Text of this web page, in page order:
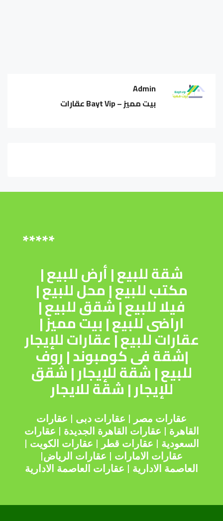
Admin
بيت مميز – Bayt Vip عقارات
*****
شقة للبيع|أرض للبيع|
مكتب للبيع|محل للبيع|
فيلا للبيع|شقق للبيع|
اراضى للبيع|بيت مميز|
عقارات للبيع|عقارات للإيجار
|شقة فى كومبوند|روف
للبيع|شقة للإيجار|شقق
للإيجار|شقة للايجار
عقارات مصر | عقارات دبى | عقارات
القاهرة | عقارات القاهرة الجديدة | عقارات
السعودية | عقارات قطر | عقارات الكويت |
عقارات الامارات | عقارات الرياض|
العاصمة الادارية | عقارات العاصمة الادارية